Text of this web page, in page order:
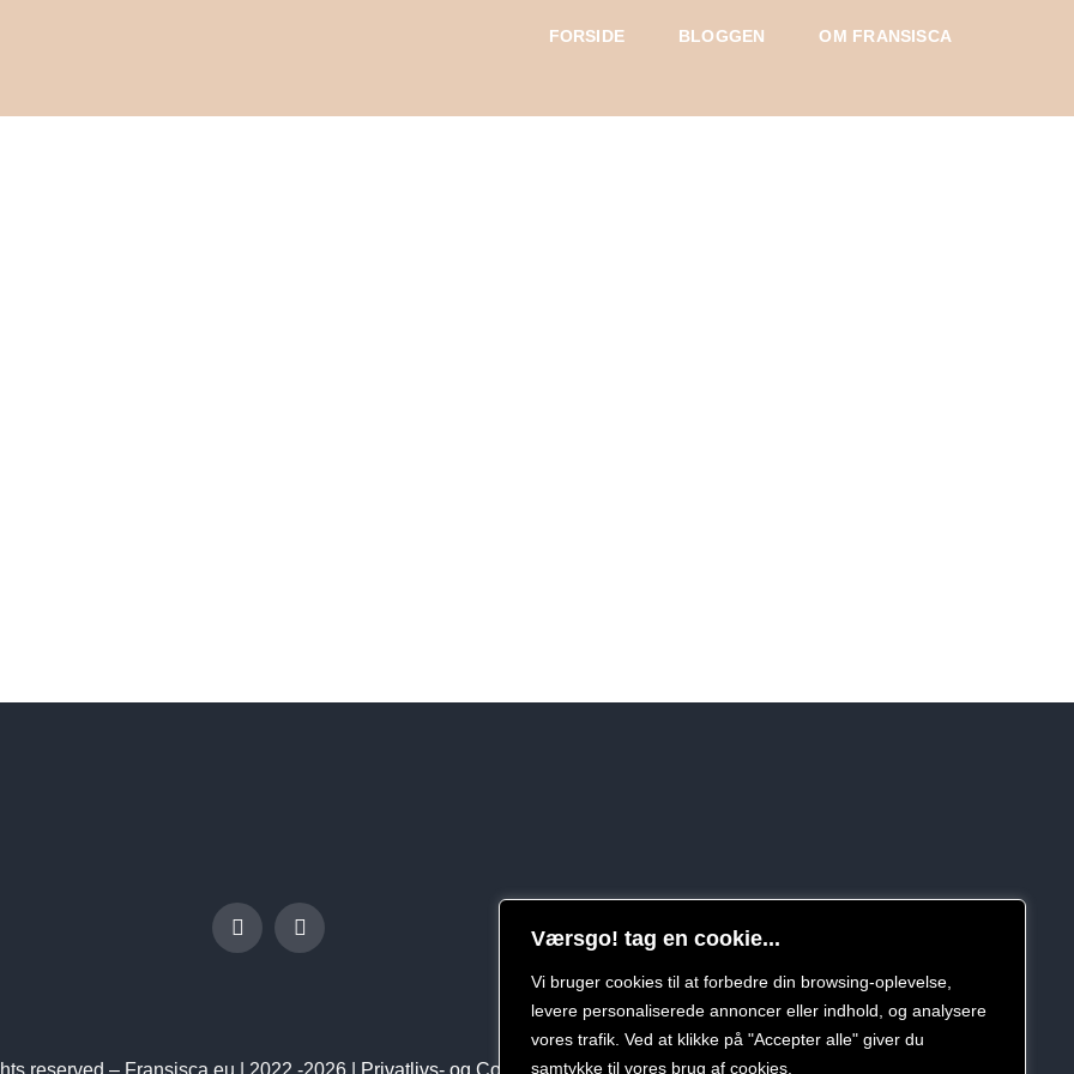
Værsgo! tag en cookie...
Vi bruger cookies til at forbedre din browsing-oplevelse,
levere personaliserede annoncer eller indhold, og analysere
vores trafik. Ved at klikke på "Accepter alle" giver du
samtykke til vores brug af cookies.
FORSIDE BLOGGEN OM FRANSISCA